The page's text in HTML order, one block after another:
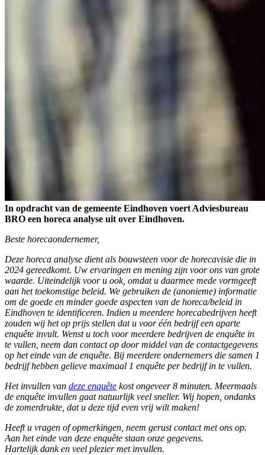
In opdracht van de gemeente Eindhoven voert Adviesbureau
BRO een horeca analyse uit over Eindhoven.
Beste horecaondernemer,
Deze horeca analyse dient als bouwsteen voor de horecavisie die in
2024 gereedkomt. Uw ervaringen en mening zijn voor ons van grote
waarde. Uiteindelijk voor u ook, omdat u daarmee mede vormgeeft
aan het toekomstige beleid. We gebruiken de (anonieme) informatie
om de goede en minder goede aspecten van de horeca/beleid in
Eindhoven te identificeren. Indien u meerdere horecabedrijven heeft
zouden wij het op prijs stellen dat u voor één bedrijf een aparte
enquête invult. Wenst u toch voor meerdere bedrijven de enquête in
te vullen, neem dan contact op door middel van de contactgegevens
op het einde van de enquête. Bij meerdere ondernemers die samen 1
bedrijf hebben gelieve maximaal 1 enquête per bedrijf in te vullen.
Het invullen van deze enquête kost ongeveer 8 minuten. Meermaals
de enquête invullen gaat natuurlijk veel sneller. Wij hopen, ondanks
de zomerdrukte, dat u deze tijd even vrij wilt maken!
Heeft u vragen of opmerkingen, neem gerust contact met ons op.
Aan het einde van deze enquête staan onze gegevens.
Hartelijk dank en veel plezier met invullen.